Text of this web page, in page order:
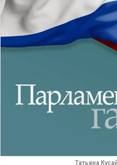
Татьяна